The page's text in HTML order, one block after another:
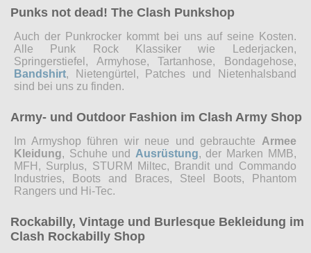
Punks not dead! The Clash Punkshop
Auch der Punkrocker kommt bei uns auf seine Kosten.
Alle Punk Rock Klassiker wie Lederjacken,
Springerstiefel, Armyhose, Tartanhose, Bondagehose,
Bandshirt, Nietengürtel, Patches und Nietenhalsband
sind bei uns zu finden.
Army- und Outdoor Fashion im Clash Army Shop
Im Armyshop führen wir neue und gebrauchte Armee
Kleidung, Schuhe und Ausrüstung, der Marken MMB,
MFH, Surplus, STURM Miltec, Brandit und Commando
Industries, Boots and Braces, Steel Boots, Phantom
Rangers und Hi-Tec.
Rockabilly, Vintage und Burlesque Bekleidung im
Clash Rockabilly Shop